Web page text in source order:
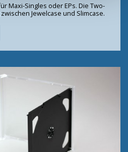
Maxi-Singles oder EPs. Die Two-
Jewelcase und Slimcase.